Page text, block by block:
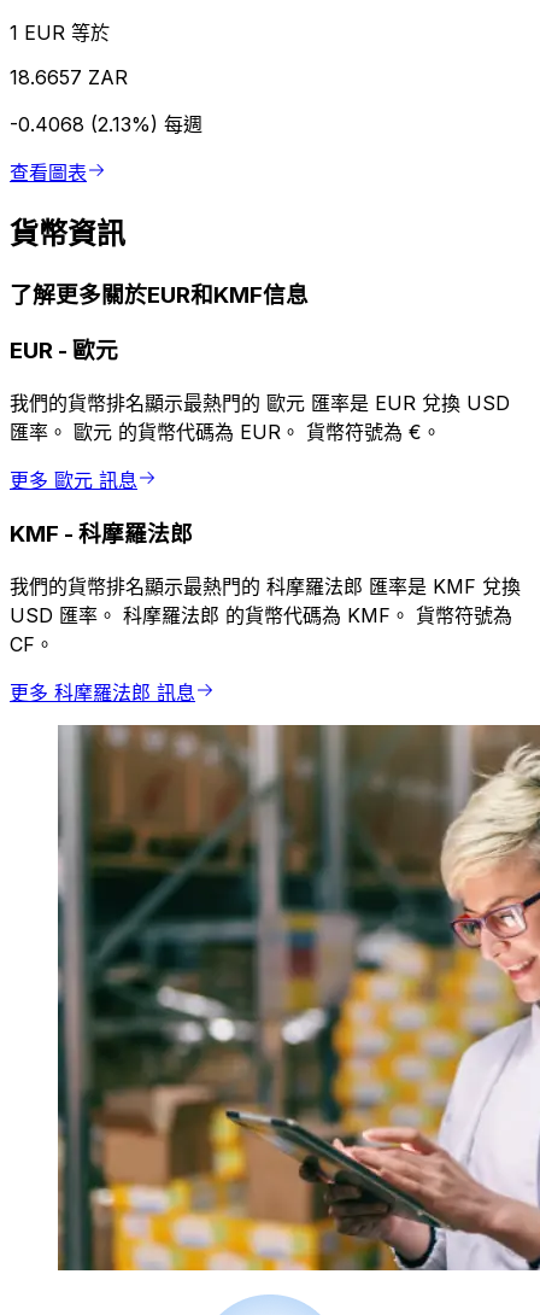
1 EUR 等於
18.6657 ZAR
-0.4068 (2.13%) 每週
查看圖表
貨幣資訊
了解更多關於EUR和KMF信息
EUR - 歐元
我們的貨幣排名顯示最熱門的 歐元 匯率是 EUR 兌換 USD
匯率。 歐元 的貨幣代碼為 EUR。 貨幣符號為 €。
更多 歐元 訊息
KMF - 科摩羅法郎
我們的貨幣排名顯示最熱門的 科摩羅法郎 匯率是 KMF 兌換
USD 匯率。 科摩羅法郎 的貨幣代碼為 KMF。 貨幣符號為
CF。
更多 科摩羅法郎 訊息